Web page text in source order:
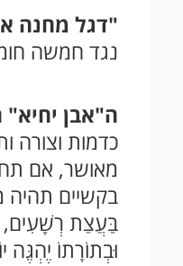
"דגל מחנה
נגד חמשה
ה"אבן
כדמות וצורה
מאושר, אם
בקשיים תהיה
בַּעֲצַת רְשָׁעִים,
וּבְתוֹרָתוֹ